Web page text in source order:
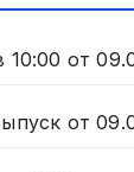
от
от